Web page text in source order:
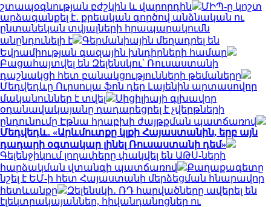
շտապօգնության բժշկին և վարորդին
ՄԻՊ-ը կոշտ
արձագանքել է․ քրեական գործով անձնական ու
ընտանեկան տվյալների հրապարակումն
անընդունելի է
Գերմանիային մեղադրել են
Եվրամիության գազային խնդիրների համար
Բացահայտվել են Զելենսկու՝ Ռուսաստանի
դաշնակցի հետ բանակցությունների թեմաները
Մեդվեդևը Ուրսուլա ֆոն դեր Լայենին արտասովոր
մականուններ է տվել
Սիցիլիայի գլխավոր
օդանավակայանը դադարեցրել է չվերթների
ընդունումը Էթնա հրաբխի ժայթքման պատճառով
Մեդվեդև․ «Արևմուտքը կլքի Հայաստանին, երբ այն
դադարի օգտակար լինել Ռուսաստանի դեմ»
Գելենջիկում լողափերը փակվել են ԱԹՍ-ների
հարձակման վտանգի պատճառով
Քաղաքագետը
նշել է ԵՄ-ի հետ Հայաստանի մերձեցման հնարավոր
հետևանքը
Զելենսկի․ ՌԴ հարվածները ավերել են
էլեկտրակայաններ, հիվանդանոցներ ու